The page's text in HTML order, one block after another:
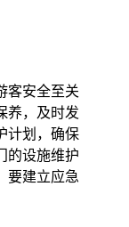
客安全至关
养，及时发
计划，确保
的设施维护
要建立应急